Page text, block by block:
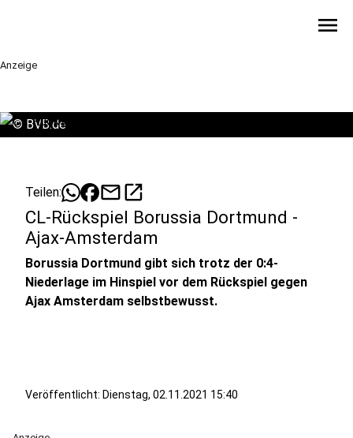
menu
Anzeige
© BVB.de
Teilen: mailopen_in_new
CL-Rückspiel Borussia Dortmund -
Ajax-Amsterdam
Borussia Dortmund gibt sich trotz der 0:4-
Niederlage im Hinspiel vor dem Rückspiel gegen
Ajax Amsterdam selbstbewusst.
Veröffentlicht: Dienstag, 02.11.2021 15:40